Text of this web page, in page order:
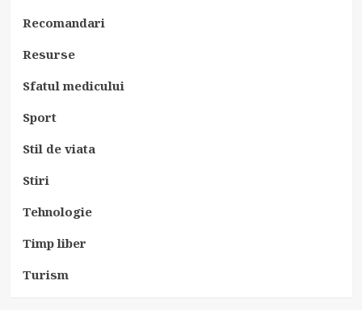
Recomandari
Resurse
Sfatul medicului
Sport
Stil de viata
Stiri
Tehnologie
Timp liber
Turism